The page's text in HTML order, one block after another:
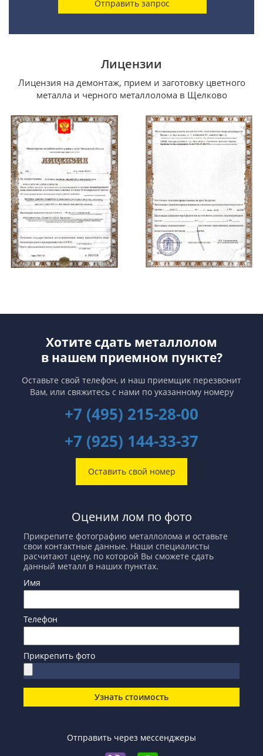
Лицензии
Лицензия на демонтаж, прием и заготовку цветного
металла и черного металлолома в Щелково
Хотите сдать металлолом
в нашем приемном пункте?
Оставьте свой телефон, и наш приемщик перезвонит
Вам, или свяжитесь с нами по указанному номеру
+7 (495) 215-28-00
+7 (925) 144-33-37
Оставить свой номер
Оценим лом по фото
Прикрепите фотографию металлолома и оставьте
свои контактные данные. Наши специалисты
расчитают цену, по которой Вы сможете сдать
данный металл в наших пунктах.
Имя
Телефон
Прикрепить фото
Узнать стоимость
Отправить через мессенджеры